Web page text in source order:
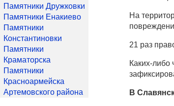
На
21 раз
Каких-
В
Памятники Дружковки
Памятники Енакиево
Памятники
Константиновки
Памятники
Краматорска
Памятники
Красноармейска
Артемовского района